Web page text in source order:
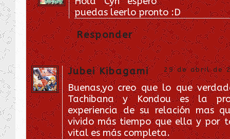
puedas leerlo pronto :D
Responder
Jubei Kibagami 29 de abril de
Buenas,yo creo que lo que
Tachibana y Kondou es la
experiencia de su relación mas
vivido más tiempo que ella y por
vital es más completa.